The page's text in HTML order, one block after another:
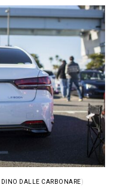
DINO DALLE CARBONARE)